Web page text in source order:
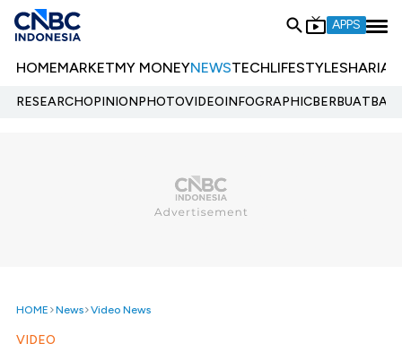
APPS
HOMEMARKETMY MONEYNEWSTECHLIFESTYLESHARIA
RESEARCHOPINIONPHOTOVIDEOINFOGRAPHIC
HOME News Video News
VIDEO